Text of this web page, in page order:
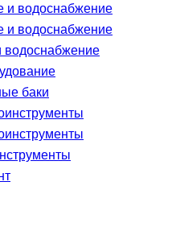
водоснабжение
баки